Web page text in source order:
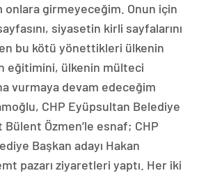
girmeyeceğim. Onun için
siyasetin kirli sayfalarını
bu kötü yönettikleri ülkenin
eğitimini, ülkenin mülteci
vurmaya devam edeceğim
CHP Eyüpsultan Belediye
Bülent Özmen’le esnaf; CHP
Başkan adayı Hakan
pazarı ziyaretleri yaptı. Her iki